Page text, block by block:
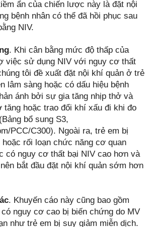
ẩn của chiến lược này là đặt nội
bệnh nhân có thể đã hồi phục sau
NIV.
. Khi cân bằng mức độ thấp của
việc sử dụng NIV với nguy cơ thất
tôi đề xuất đặt nội khí quản ở trẻ
lâm sàng hoặc có dấu hiệu bệnh
ánh bởi sự gia tăng nhịp thở và
tăng hoặc trao đổi khí xấu đi khi đo
bổ sung S3,
PCC/C300). Ngoài ra, trẻ em bị
hoặc rối loạn chức năng cơ quan
có nguy cơ thất bại NIV cao hơn và
bắt đầu đặt nội khí quản sớm hơn
. Khuyến cáo này cũng bao gồm
nguy cơ cao bị biến chứng do MV
như trẻ em bị suy giảm miễn dịch.